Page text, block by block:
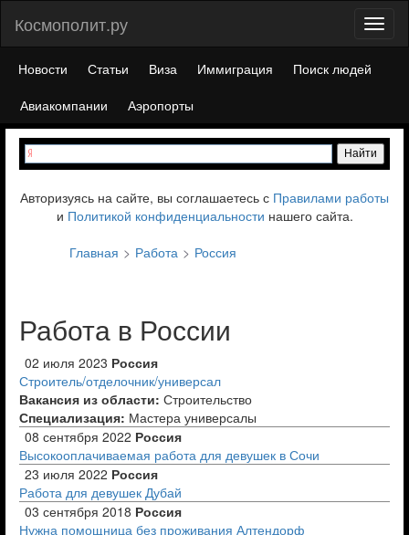
Космополит.ру
Новости Статьи Виза Иммиграция
Поиск людей
Авиакомпании
Аэропорты
Авторизуясь на сайте, вы соглашаетесь с Правилами работы
и Политикой конфиденциальности нашего сайта.
Главная
Работа Россия
Работа в России
02 июля 2023 Россия
Строитель/отделочник/универсал
Вакансия из области: Строительство
Специализация: Мастера универсалы
08 сентября 2022 Россия
Высокооплачиваемая работа для девушек в Сочи
23 июля 2022 Россия
Работа для девушек Дубай
03 сентября 2018 Россия
Нужна помощница без проживания Алтендорф